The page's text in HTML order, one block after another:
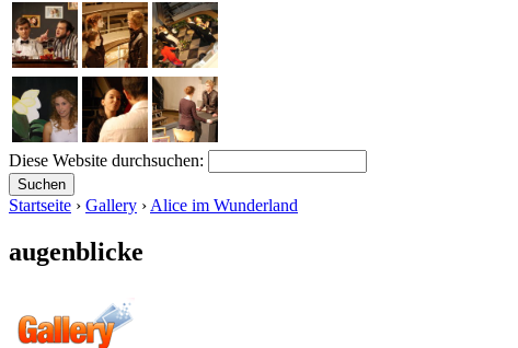
Diese Website durchsuchen:
Startseite › Gallery › Alice im Wunderland
augenblicke